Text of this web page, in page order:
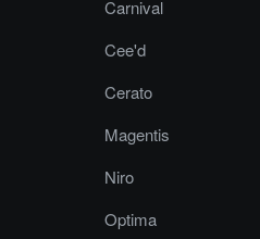
Carnival
Cee'd
Cerato
Magentis
Niro
Optima